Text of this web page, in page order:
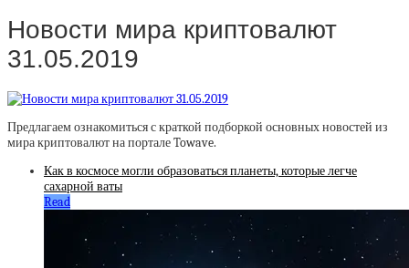
Новости мира криптовалют
31.05.2019
Предлагаем ознакомиться с краткой подборкой основных новостей из
мира криптовалют на портале Towave.
Как в космосе могли образоваться планеты, которые легче
сахарной ваты
Read